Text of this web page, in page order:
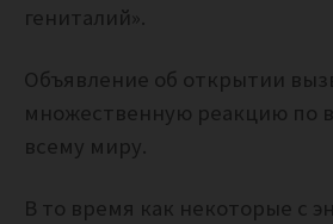
гениталий».
Объявление об открытии
множественную реакцию по
всему миру.
В то время как некоторые с